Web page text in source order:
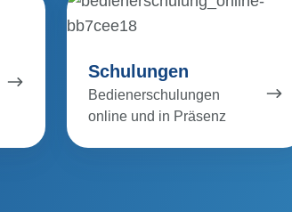
Schulungen
Bedienerschulungen
online und in Präsenz